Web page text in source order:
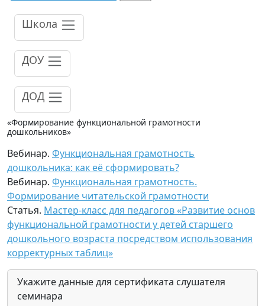
Школа
ДОУ
ДОД
«Формирование функциональной грамотности
дошкольников»
Вебинар. Функциональная грамотность
дошкольника: как её сформировать?
Вебинар. Функциональная грамотность.
Формирование читательской грамотности
Статья. Мастер-класс для педагогов «Развитие основ
функциональной грамотности у детей старшего
дошкольного возраста посредством использования
корректурных таблиц»
Укажите данные для сертификата слушателя
семинара